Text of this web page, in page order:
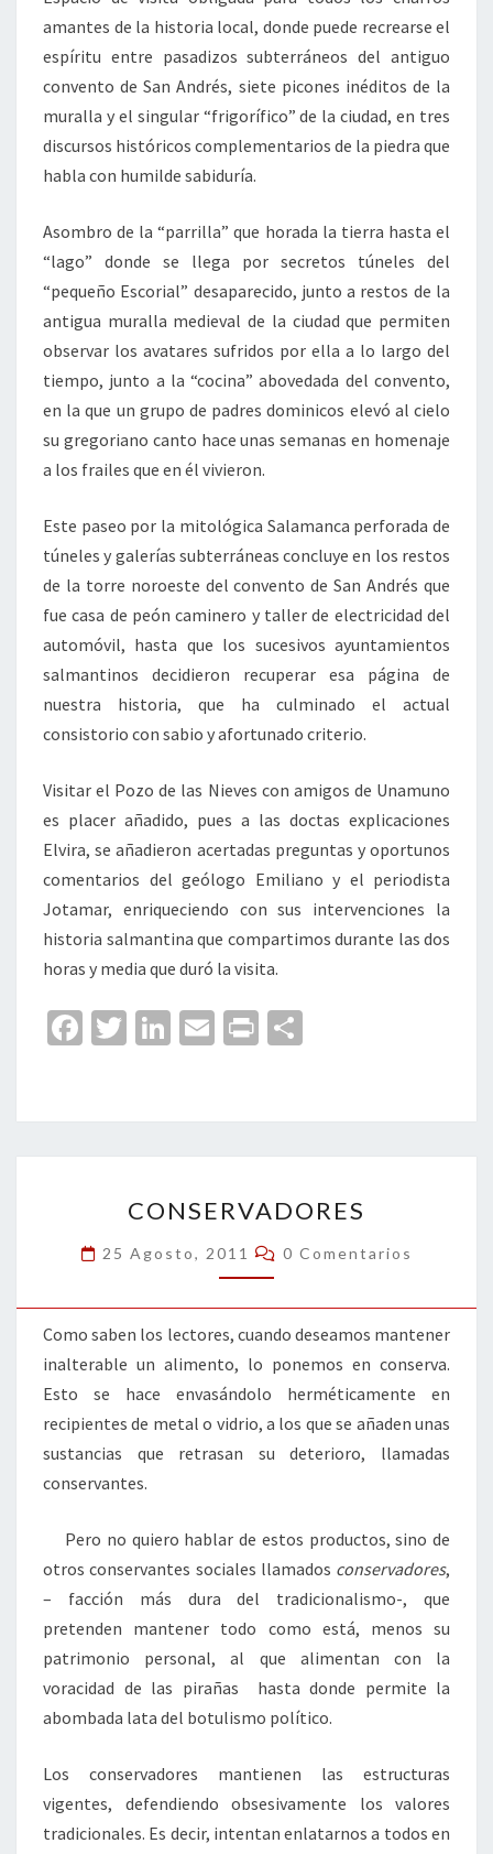
amantes de la historia local, donde puede recrearse el
espíritu entre pasadizos subterráneos del antiguo
convento de San Andrés, siete picones inéditos de la
muralla y el singular “frigorífico” de la ciudad, en tres
discursos históricos complementarios de la piedra que
habla con humilde sabiduría.
Asombro de la “parrilla” que horada la tierra hasta el
“lago” donde se llega por secretos túneles del
“pequeño Escorial” desaparecido, junto a restos de la
antigua muralla medieval de la ciudad que permiten
observar los avatares sufridos por ella a lo largo del
tiempo, junto a la “cocina” abovedada del convento,
en la que un grupo de padres dominicos elevó al cielo
su gregoriano canto hace unas semanas en homenaje
a los frailes que en él vivieron.
Este paseo por la mitológica Salamanca perforada de
túneles y galerías subterráneas concluye en los restos
de la torre noroeste del convento de San Andrés que
fue casa de peón caminero y taller de electricidad del
automóvil, hasta que los sucesivos ayuntamientos
salmantinos decidieron recuperar esa página de
nuestra historia, que ha culminado el actual
consistorio con sabio y afortunado criterio.
Visitar el Pozo de las Nieves con amigos de Unamuno
es placer añadido, pues a las doctas explicaciones
Elvira, se añadieron acertadas preguntas y oportunos
comentarios del geólogo Emiliano y el periodista
Jotamar, enriqueciendo con sus intervenciones la
historia salmantina que compartimos durante las dos
horas y media que duró la visita.
Fa
o
o
T
er
Li
dI
n
E
l
Pr
p
ar
tir
CONSERVADORES
25 Agosto, 2011 Comentarios
0 Comentarios
Como saben los lectores, cuando deseamos mantener
inalterable un alimento, lo ponemos en conserva.
Esto se hace envasándolo herméticamente en
recipientes de metal o vidrio, a los que se añaden unas
sustancias que retrasan su deterioro, llamadas
conservantes.
Pero no quiero hablar de estos productos, sino de
otros conservantes sociales llamados conservadores,
– facción más dura del tradicionalismo-, que
pretenden mantener todo como está, menos su
patrimonio personal, al que alimentan con la
voracidad de las pirañas hasta donde permite la
abombada lata del botulismo político.
Los conservadores mantienen las estructuras
vigentes, defendiendo obsesivamente los valores
tradicionales. Es decir, intentan enlatarnos a todos en